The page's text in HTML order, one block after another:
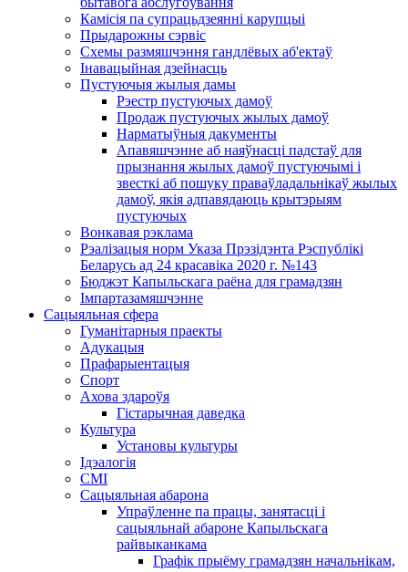
Камісія па супрацьдзеянні карупцыі
Прыдарожны сэрвіс
Схемы размяшчэння гандлёвых аб'ектаў
Інавацыйная дзейнасць
Пустуючыя жылыя дамы
Рэестр пустуючых дамоў
Продаж пустуючых жылых дамоў
Нарматыўныя дакументы
Апавяшчэнне аб наяўнасці падстаў для
прызнання жылых дамоў пустуючымі і
звесткі аб пошуку праваўладальнікаў жылых
дамоў, якія адпавядаюць крытэрыям
пустуючых
Вонкавая рэклама
Рэалізацыя норм Указа Прэзідэнта Рэспублікі
Беларусь ад 24 красавіка 2020 г. №143
Бюджэт Капыльскага раёна для грамадзян
Імпартазамяшчэнне
Сацыяльная сфера
Гуманітарныя праекты
Адукацыя
Прафарыентацыя
Спорт
Ахова здароўя
Гістарычная даведка
Культура
Установы культуры
Ідэалогія
СМІ
Сацыяльная абарона
Упраўленне па працы, занятасці і
сацыяльнай абароне Капыльскага
райвыканкама
Графік прыёму грамадзян начальнікам,